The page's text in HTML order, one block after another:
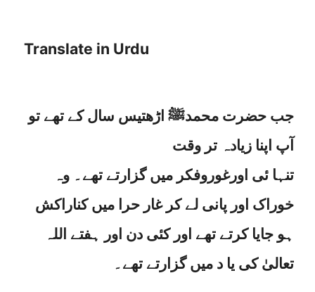
Translate in Urdu
جب حضرت محمدﷺ اڑھتیس سال کے تھے تو
آپ اپنا زیادہ تر وقت
تنہا ئی اورغوروفکر میں گزارتے تھے۔ وہ
خوراک اور پانی لے کر غار حرا میں کناراکش
ہو جایا کرتے تھے اور کئی دن اور ہفتے اللہ
تعالیٰ کی یا د میں گزارتے تھے۔